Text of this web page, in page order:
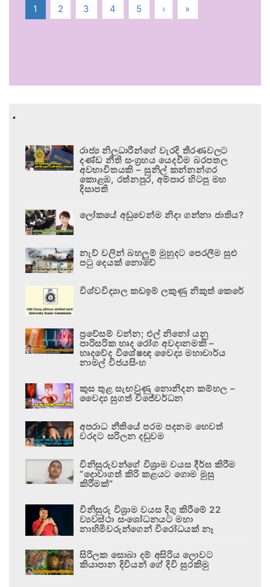
1 2 3 4 5 › »
.
රාජ්‍ය නිලධාරීන්ගේ වැරදි තීරණවලට
දණ්ඩ නීති සංග්‍රහය යෙදවීම බරපතල
අවභාවිතයකි – සුනිල් කන්නන්ගර
කොළඹ, රත්නපුර, අම්පාර හිටපු මහ
දිසාපති
ලෝකයේ අඩුවෙන්ම නිදා ගන්නා ජාතිය?
නැව් වලින් බහලුම් මුහුදට පෙරලීම සුළු
පටු දෙයක් නොවේ
විශ්වවිද්‍යාල කඩඉම් ලකුණු නිකුත් කෙරේ
ප්‍රවේසම් වන්න; එල් නිනෝ යනු
පාරිසරික හෘද රෝග අවදානමකි –
හෘදවේද විශේෂඥ වෛද්‍ය මහාචාර්ය
නාමල් විජයසිංහ
කුස තුළ සැඟවුණු නොනිදන කම්හල –
වෛද්‍ය සුගත් විජේවර්ධන
අපරාධ නීතියේ පරම පදනම හෙවත්
වරදට සරිලන දඬුවම
විනිසුරුවන්ගේ විශ්‍රාම වයස දීර්ඝ කිරීම
“දොවාගත් කිරි කළයට ගොම මුසු
කිරීමක්”
විනිසුරු විශ්‍රාම වයස දිගු කිරීමේ 22
ව්‍යවස්ථා සංශෝධනයට මහා
නාහිමිවරුන්ගෙන් විරෝධයක් නෑ
සිරිලක සොබා දම් අසිරිය ලොවට
කියාපාන දිවියන් ගේ දිවි සුරකිමු